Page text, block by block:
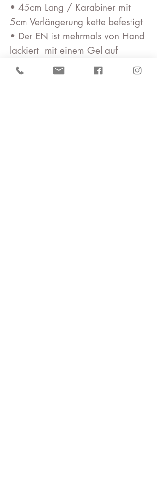
• 45cm Lang / Karabiner mit
5cm Verlängerung kette befestigt
• Der EN ist mehrmals von Hand
lackiert mit einem Gel auf
natürlicher Basis, damit er seine
schöne Form behält.